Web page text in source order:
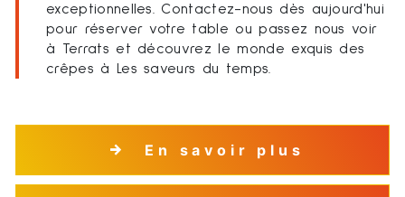
exceptionnelles. Contactez-nous dès aujourd'hui
pour réserver votre table ou passez nous voir
à Terrats et découvrez le monde exquis des
crêpes à Les saveurs du temps.
En savoir plus